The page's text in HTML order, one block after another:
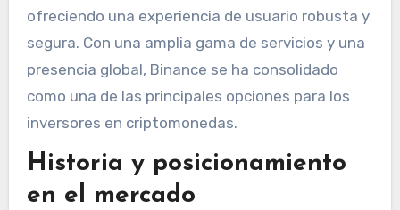
ofreciendo una experiencia de usuario robusta y
segura. Con una amplia gama de servicios y una
presencia global, Binance se ha consolidado
como una de las principales opciones para los
inversores en criptomonedas.
Historia y posicionamiento
en el mercado